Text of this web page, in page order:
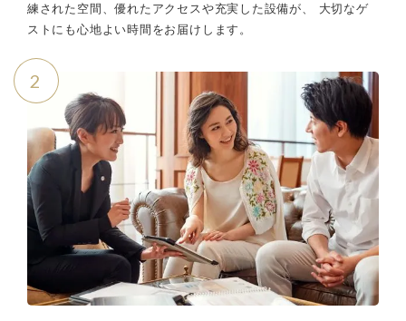
練された空間、優れたアクセスや充実した設備が、 大切なゲ
ストにも心地よい時間をお届けします。
2